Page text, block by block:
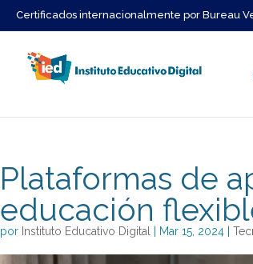
Certificados internacionalmente por Bureau
Quienes Somos
Misión y Vision
Plataformas de
educación
por Instituto Educativo Digital Mar 15, 2024